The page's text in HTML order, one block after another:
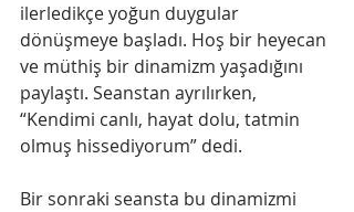
ilerledikçe yoğun duygular
dönüşmeye başladı. Hoş bir heyecan
ve müthiş bir dinamizm yaşadığını
paylaştı. Seanstan ayrılırken,
“Kendimi canlı, hayat dolu, tatmin
olmuş hissediyorum” dedi.
Bir sonraki seansta bu dinamizmi